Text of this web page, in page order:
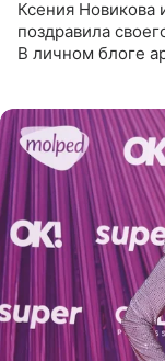
Ксения Новикова
поздравила
В личном блоге